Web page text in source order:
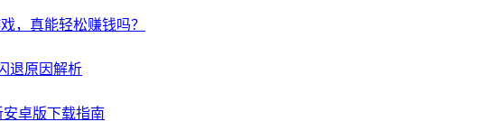
，真能轻松赚钱吗？
退原因解析
卓版下载指南